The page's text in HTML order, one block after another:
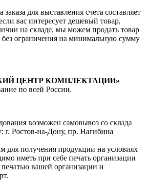
для выставления счета составляет
вас интересует дешевый товар,
на складе, мы можем продать товар
без ограничения на минимальную сумму
ЦЕНТР КОМПЛЕКТАЦИИ»
по всей России.
возможен самовывоз со склада
г. Ростов-на-Дону, пр. Нагибина
для получения продукции на условиях
иметь при себе печать организации
вашей организации и